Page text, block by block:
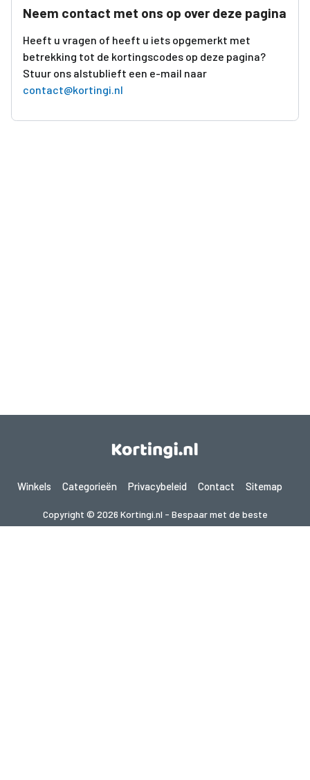
Neem contact met ons op over deze pagina
Heeft u vragen of heeft u iets opgemerkt met
betrekking tot de kortingscodes op deze pagina?
Stuur ons alstublieft een e-mail naar
contact@kortingi.nl
Winkels Categorieën Privacybeleid Contact Sitemap
Copyright © 2026 Kortingi.nl - Bespaar met de beste
kortingscodes 2026. Alle rechten voorbehouden.